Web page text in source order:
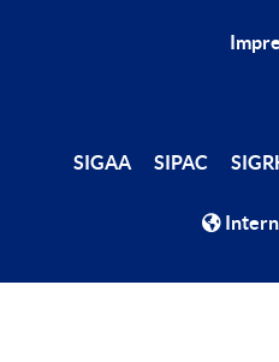
SIGAA SIPAC